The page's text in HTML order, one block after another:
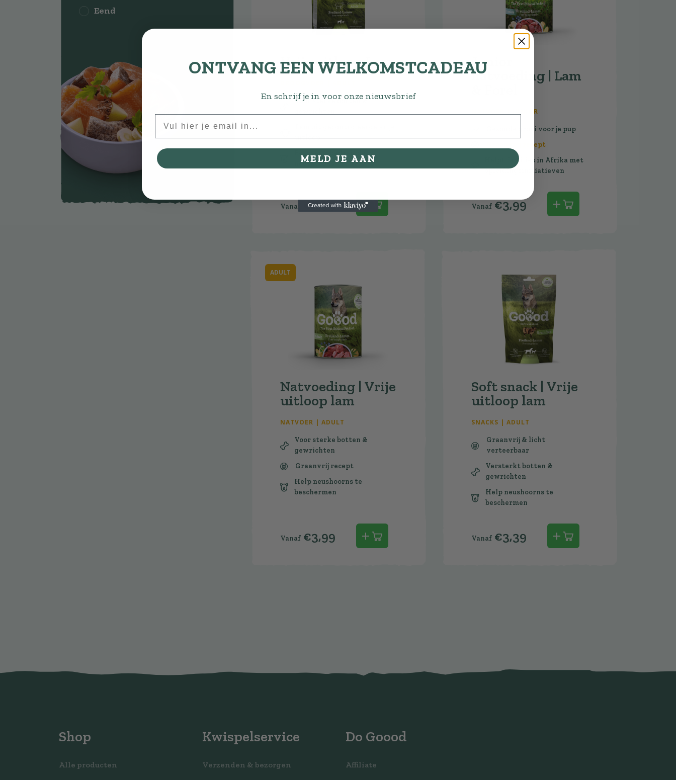
Eend
Vrije uitloop Lam
Voor sterke botten &
uitloop
neushoorns
€2,95
Junior
natvoeding | Lam
NATVOER | JUNIOR
Gezonde groei voor je pup
Graanvrij recept
Helpt families in Afrika met
opleidingsinitiatieven
€3,99
ADULT
Natvoeding | Vrije
uitloop lam
NATVOER | ADULT
Voor sterke botten &
gewrichten
Graanvrij recept
Help neushoorns te
beschermen
€3,99
Soft snack | Vrije
uitloop lam
SNACKS | ADULT
Graanvrij & licht
verteerbaar
Versterkt botten &
gewrichten
Help neushoorns te
beschermen
€3,39
Shop
Alle producten
Kwispelservice
Verzenden & bezorgen
Do Goood
Affiliate
ONTVANG EEN WELKOMSTCADEAU
En schrijf je in voor onze nieuwsbrief
MELD JE AAN